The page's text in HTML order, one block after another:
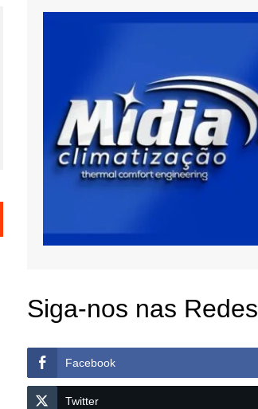
Siga-nos nas Redes
Facebook
Twitter